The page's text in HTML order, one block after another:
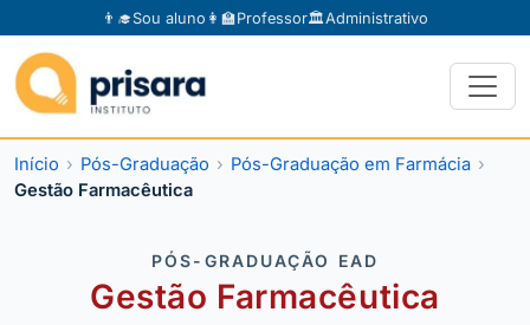
👨‍🎓Sou aluno 👩‍🏫Professor🏛️Administrativo
Início Pós-Graduação
Pós-Graduação em Farmácia
Gestão Farmacêutica
PÓS-GRADUAÇÃO EAD
Gestão Farmacêutica